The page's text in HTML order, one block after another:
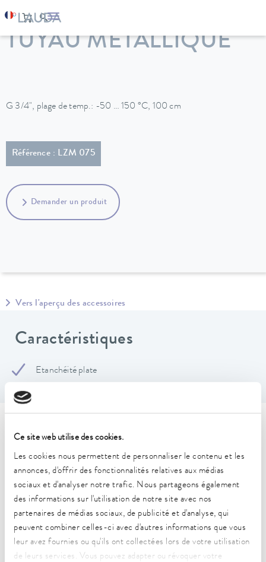
Ce site web utilise des cookies.
Les cookies nous permettent de personnaliser le contenu et les
annonces, d'offrir des fonctionnalités relatives aux médias
sociaux et d'analyser notre trafic. Nous partageons également
des informations sur l'utilisation de notre site avec nos
partenaires de médias sociaux, de publicité et d'analyse, qui
peuvent combiner celles-ci avec d'autres informations que vous
leur avez fournies ou qu'ils ont collectées lors de votre utilisation
de leurs services. Vous pouvez adapter ou révoquer votre
LAUDA Appareils de thermorégulation
TUYAU MÉTALLIQUE
G 3/4", plage de temp.: -50 … 150 °C, 100 cm
Référence : LZM 075
Demander un produit
Vers l'aperçu des accessoires
Caractéristiques
Etanchéité plate
Caractéristiques techniques
(selon DIN 12876)
Plage de température de fonctionnement
-50 ... 150 °C
Raccord 1 filetage (intérieur)
G 3/4"